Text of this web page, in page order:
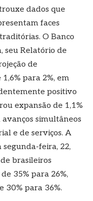
dados que
faces
O Banco
seu Relatório de
de
para 2%, em
positivo
expansão de 1,1%
simultâneos
e de serviços. A
feira, 22,
brasileiros
35% para 26%,
30% para 36%.